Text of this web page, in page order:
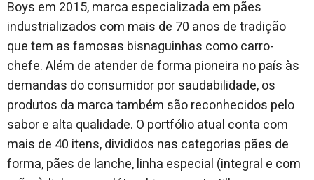
Boys em 2015, marca especializada em pães
industrializados com mais de 70 anos de tradição
que tem as famosas bisnaguinhas como carro-
chefe. Além de atender de forma pioneira no país às
demandas do consumidor por saudabilidade, os
produtos da marca também são reconhecidos pelo
sabor e alta qualidade. O portfólio atual conta com
mais de 40 itens, divididos nas categorias pães de
forma, pães de lanche, linha especial (integral e com